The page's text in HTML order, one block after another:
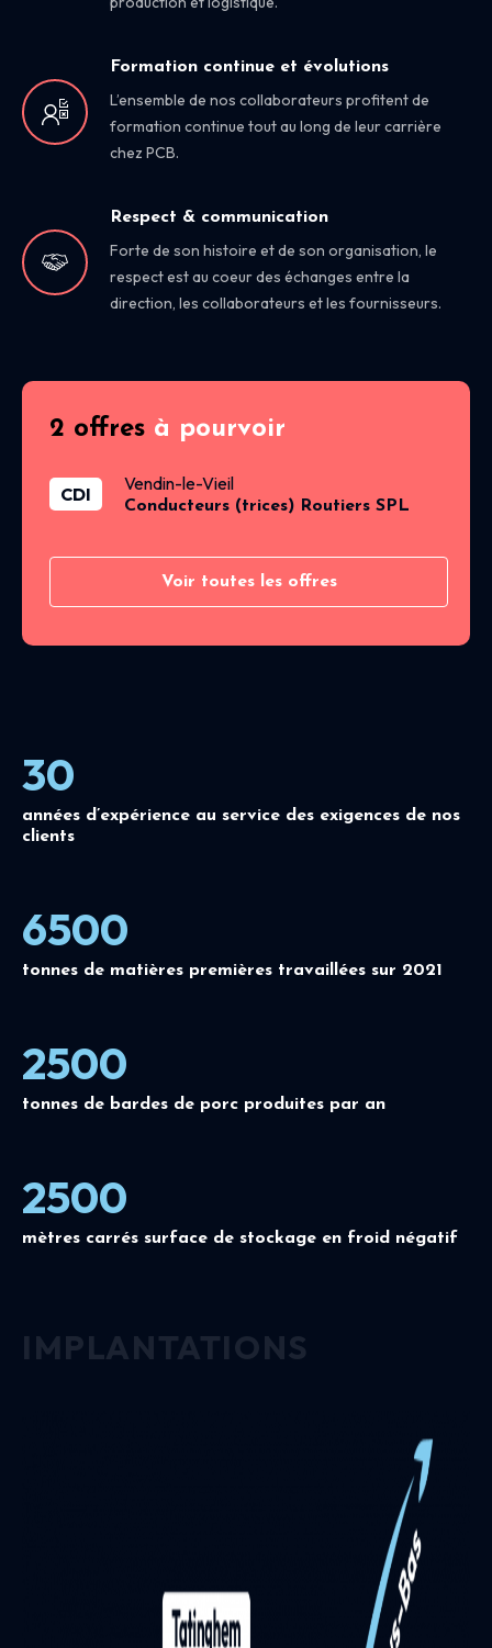
Formation continue et évolutions
L’ensemble de nos collaborateurs profitent de
formation continue tout au long de leur carrière
chez PCB.
Respect & communication
Forte de son histoire et de son organisation, le
respect est au coeur des échanges entre la
direction, les collaborateurs et les fournisseurs.
2 offres à pourvoir
CDI Vendin-le-Vieil
Conducteurs (trices) Routiers SPL
Voir toutes les offres
30
années d’expérience au service des exigences de nos
clients
6500
tonnes de matières premières travaillées sur 2021
2500
tonnes de bardes de porc produites par an
2500
mètres carrés surface de stockage en froid négatif
IMPLANTATIONS